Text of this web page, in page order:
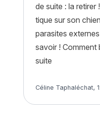
de suite : la retirer
tique sur son
parasites
savoir !
suite
Article rédigé par
Céline Taphaléchat,